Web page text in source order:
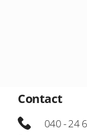
Contact
040 - 24